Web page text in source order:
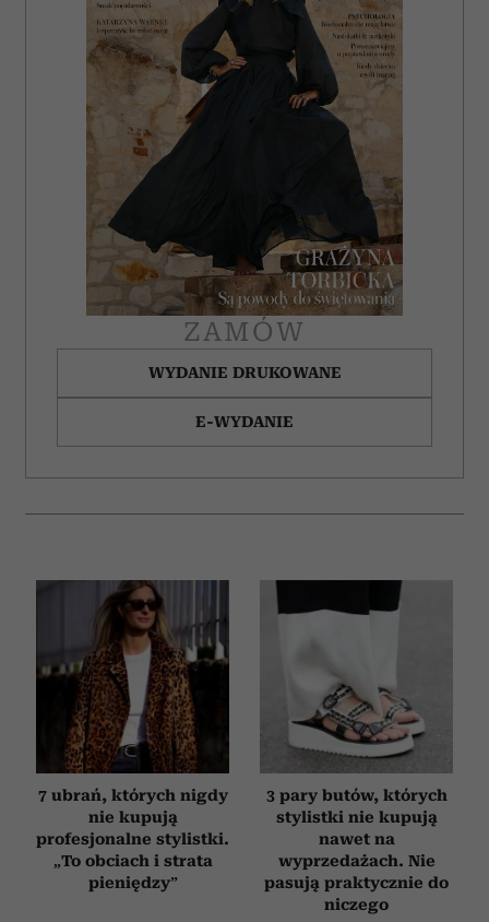
ZAMÓW
WYDANIE DRUKOWANE
E-WYDANIE
7 ubrań, których nigdy
nie kupują
profesjonalne stylistki.
„To obciach i strata
pieniędzy”
3 pary butów, których
stylistki nie kupują
nawet na
wyprzedażach. Nie
pasują praktycznie do
niczego